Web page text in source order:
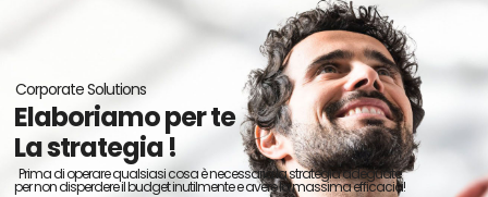
Prima di operare qualsiasi cosa è necessaria la strategia adeguate
per non disperdere il budget inutilmente e avere la massima efficacia!
Elaboriamo per te
La strategia !
Corporate Solutions